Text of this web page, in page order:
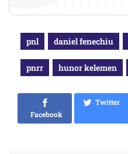
pnl daniel fenechiu
pnrr hunor kelemen
Facebook
Twitter